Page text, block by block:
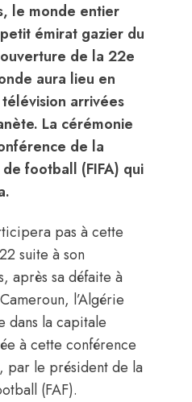
le monde entier
émirat gazier du
de la 22e
aura lieu en
arrivées
La cérémonie
de la
football (FIFA) qui
pas à cette
suite à son
après sa défaite à
l’Algérie
dans la capitale
à cette conférence
par le président de la
(FAF).